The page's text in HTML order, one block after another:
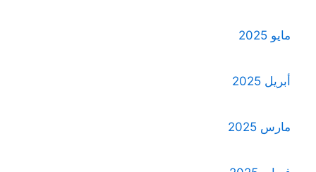
مايو 2025
أبريل 2025
مارس 2025